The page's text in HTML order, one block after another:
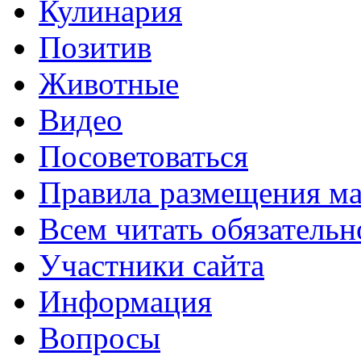
Кулинария
Позитив
Животные
Видео
Посоветоваться
Правила размещения
Всем читать
Участники сайта
Информация
Вопросы